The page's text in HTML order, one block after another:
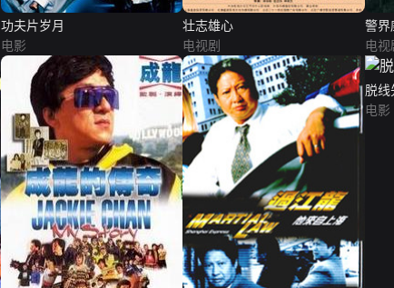
功夫片岁月
电影
壮志雄心
电视剧
警界
电视
脱线
电影